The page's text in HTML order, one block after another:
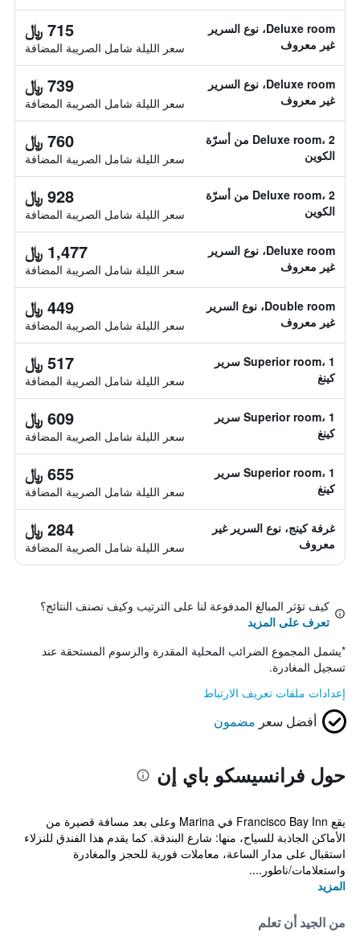
Deluxe room، نوع السرير
غير معروف
715 ﷼
سعر الليلة شامل الصريبة المضافة
Deluxe room، نوع السرير
غير معروف
739 ﷼
سعر الليلة شامل الصريبة المضافة
Deluxe room، 2 من أسرّة
الكوين
760 ﷼
سعر الليلة شامل الصريبة المضافة
Deluxe room، 2 من أسرّة
الكوين
928 ﷼
سعر الليلة شامل الصريبة المضافة
Deluxe room، نوع السرير
غير معروف
1,477 ﷼
سعر الليلة شامل الصريبة المضافة
Double room، نوع السرير
غير معروف
449 ﷼
سعر الليلة شامل الصريبة المضافة
Superior room، 1 سرير
كينغ
517 ﷼
سعر الليلة شامل الصريبة المضافة
Superior room، 1 سرير
كينغ
609 ﷼
سعر الليلة شامل الصريبة المضافة
Superior room، 1 سرير
كينغ
655 ﷼
سعر الليلة شامل الصريبة المضافة
غرفة كينج، نوع السرير غير
معروف
284 ﷼
سعر الليلة شامل الصريبة المضافة
كيف تؤثر المبالغ المدفوعة لنا على الترتيب وكيف نصنف النتائج؟
تعرف على المزيد
*يشمل المجموع الضرائب المحلية المقدرة والرسوم المستحقة عند
تسجيل المغادرة.
إعدادات ملفات تعريف الارتباط
أفضل سعر مضمون
حول فرانسيسكو باي إن
يقع Francisco Bay Inn في Marina وعلى بعد مسافة قصيرة من
الأماكن الجاذبة للسياح، منها: شارع البندقة. كما يقدم هذا الفندق للنزلاء
استقبال على مدار الساعة، معاملات فورية للحجز والمغادرة
واستعلامات/ناطور....
المزيد
من الجيد أن تعلم